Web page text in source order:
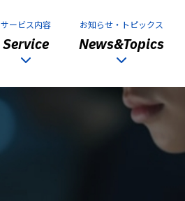
サービス内容
Service
お知らせ・トピックス
News&Topics